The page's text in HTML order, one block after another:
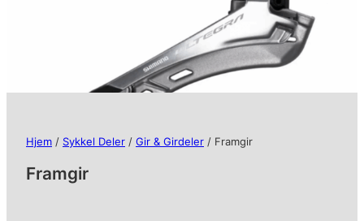
Hjem / Sykkel Deler / Gir & Girdeler / Framgir
Framgir